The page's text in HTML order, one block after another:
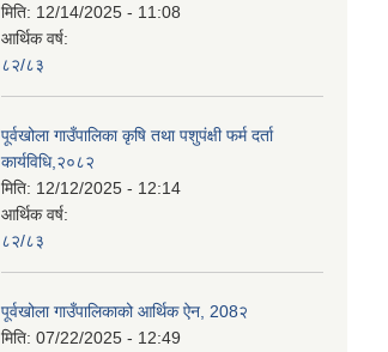
मिति: 12/14/2025 - 11:08
आर्थिक वर्ष:
८२/८३
पूर्वखोला गाउँपालिका कृषि तथा पशुपंक्षी फर्म दर्ता
कार्यविधि,२०८२
मिति: 12/12/2025 - 12:14
आर्थिक वर्ष:
८२/८३
पूर्वखोला गाउँपालिकाको आर्थिक ऐन, 208२
मिति: 07/22/2025 - 12:49